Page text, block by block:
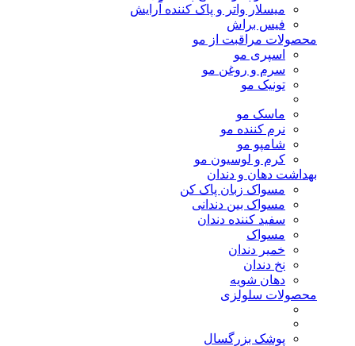
میسلار واتر و پاک کننده آرایش
فیس براش
محصولات مراقبت از مو
اسپری مو
سرم و روغن مو
تونیک مو
ماسک مو
نرم کننده مو
شامپو مو
کرم و لوسیون مو
بهداشت دهان و دندان
مسواک زبان پاک کن
مسواک بین دندانی
سفید کننده دندان
مسواک
خمیر دندان
نخ دندان
دهان شویه
محصولات سلولزی
پوشک بزرگسال